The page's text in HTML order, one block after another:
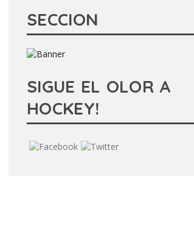
SECCION
SIGUE EL OLOR A
HOCKEY!